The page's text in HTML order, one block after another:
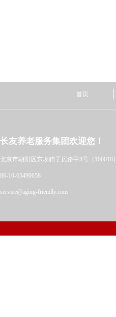
长友养老服务集团欢迎您！
北京市朝阳区东坝驹子房路甲8号（100018）
86-10-65490658
service@aging-friendly.com
首页